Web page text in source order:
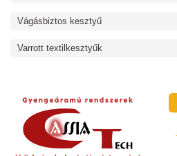
Vágásbiztos kesztyű
Varrott textilkesztyűk